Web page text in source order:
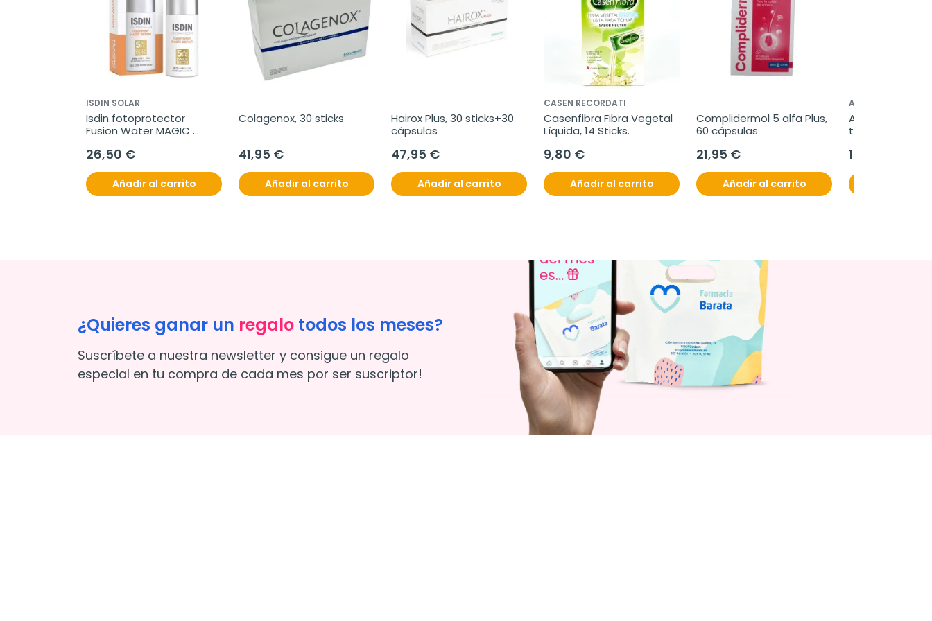
ISDIN SOLAR
Isdin fotoprotector
Fusion Water MAGIC
26,50 €
Añadir al carrito
Colagenox, 30 sticks
41,95 €
Añadir al carrito
Hairox Plus, 30 sticks+30
cápsulas
47,95 €
Añadir al carrito
CASEN RECORDATI
Casenfibra Fibra Vegetal
Líquida, 14 Sticks.
9,80 €
Añadir al carrito
Complidermol 5 alfa Plus,
60 cápsulas
21,95 €
Añadir al carrito
ACOFAR
Acofar
tiras
19,95 €
¿Quieres ganar un regalo todos los meses?
Suscríbete a nuestra newsletter y consigue un regalo
especial en tu compra de cada mes por ser suscriptor!